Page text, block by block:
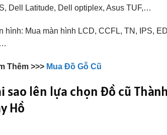
Dell Latitude, Dell optiplex, Asus TUF,…
hình: Mua màn hình LCD, CCFL, TN, IPS,
Thêm >>> Mua Đồ Gỗ Cũ
sao lên lựa chọn đồ cũ
Hồ